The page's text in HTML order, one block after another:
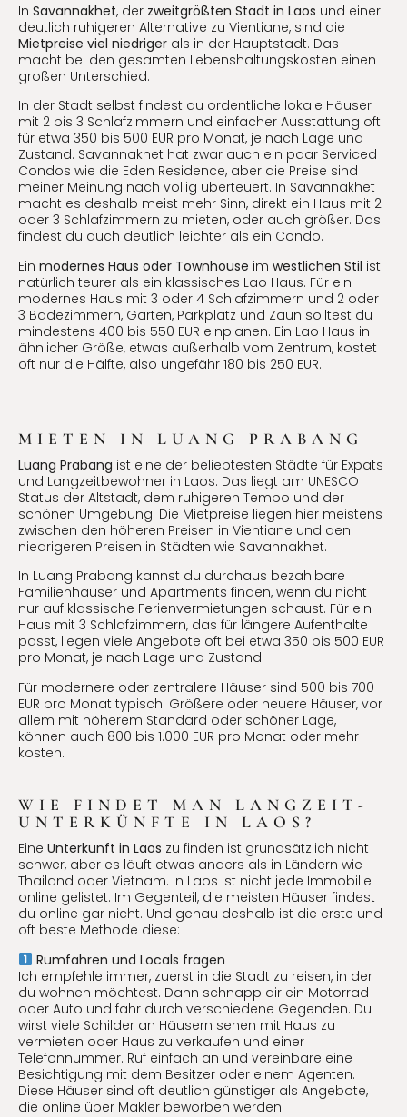
In Savannakhet, der zweitgrößten Stadt in Laos und einer
deutlich ruhigeren Alternative zu Vientiane, sind die
Mietpreise viel niedriger als in der Hauptstadt. Das
macht bei den gesamten Lebenshaltungskosten einen
großen Unterschied.
In der Stadt selbst findest du ordentliche lokale Häuser
mit 2 bis 3 Schlafzimmern und einfacher Ausstattung oft
für etwa 350 bis 500 EUR pro Monat, je nach Lage und
Zustand. Savannakhet hat zwar auch ein paar Serviced
Condos wie die Eden Residence, aber die Preise sind
meiner Meinung nach völlig überteuert. In Savannakhet
macht es deshalb meist mehr Sinn, direkt ein Haus mit 2
oder 3 Schlafzimmern zu mieten, oder auch größer. Das
findest du auch deutlich leichter als ein Condo.
Ein modernes Haus oder Townhouse im westlichen Stil ist
natürlich teurer als ein klassisches Lao Haus. Für ein
modernes Haus mit 3 oder 4 Schlafzimmern und 2 oder
3 Badezimmern, Garten, Parkplatz und Zaun solltest du
mindestens 400 bis 550 EUR einplanen. Ein Lao Haus in
ähnlicher Größe, etwas außerhalb vom Zentrum, kostet
oft nur die Hälfte, also ungefähr 180 bis 250 EUR.
MIETEN IN LUANG PRABANG
Luang Prabang ist eine der beliebtesten Städte für Expats
und Langzeitbewohner in Laos. Das liegt am UNESCO
Status der Altstadt, dem ruhigeren Tempo und der
schönen Umgebung. Die Mietpreise liegen hier meistens
zwischen den höheren Preisen in Vientiane und den
niedrigeren Preisen in Städten wie Savannakhet.
In Luang Prabang kannst du durchaus bezahlbare
Familienhäuser und Apartments finden, wenn du nicht
nur auf klassische Ferienvermietungen schaust. Für ein
Haus mit 3 Schlafzimmern, das für längere Aufenthalte
passt, liegen viele Angebote oft bei etwa 350 bis 500 EUR
pro Monat, je nach Lage und Zustand.
Für modernere oder zentralere Häuser sind 500 bis 700
EUR pro Monat typisch. Größere oder neuere Häuser, vor
allem mit höherem Standard oder schöner Lage,
können auch 800 bis 1.000 EUR pro Monat oder mehr
kosten.
WIE FINDET MAN LANGZEIT-
UNTERKÜNFTE IN LAOS?
Eine Unterkunft in Laos zu finden ist grundsätzlich nicht
schwer, aber es läuft etwas anders als in Ländern wie
Thailand oder Vietnam. In Laos ist nicht jede Immobilie
online gelistet. Im Gegenteil, die meisten Häuser findest
du online gar nicht. Und genau deshalb ist die erste und
oft beste Methode diese:
Rumfahren und Locals fragen
Ich empfehle immer, zuerst in die Stadt zu reisen, in der
du wohnen möchtest. Dann schnapp dir ein Motorrad
oder Auto und fahr durch verschiedene Gegenden. Du
wirst viele Schilder an Häusern sehen mit Haus zu
vermieten oder Haus zu verkaufen und einer
Telefonnummer. Ruf einfach an und vereinbare eine
Besichtigung mit dem Besitzer oder einem Agenten.
Diese Häuser sind oft deutlich günstiger als Angebote,
die online über Makler beworben werden.